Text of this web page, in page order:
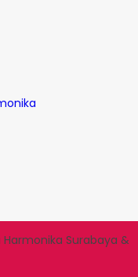
Surabaya &